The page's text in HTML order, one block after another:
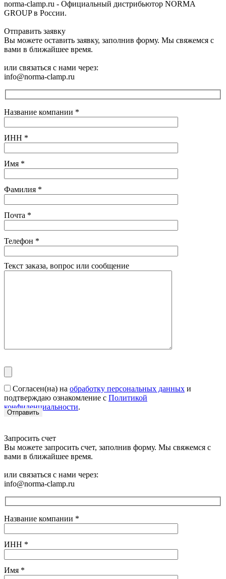
norma-clamp.ru - Официальный дистрибьютор NORMA
GROUP в России.
Отправить заявку
Вы можете оставить заявку, заполнив форму. Мы свяжемся с
вами в ближайшее время.
или связаться с нами через:
info@norma-clamp.ru
Название компании *
ИНН *
Имя *
Фамилия *
Почта *
Телефон *
Текст заказа, вопрос или сообщение
Согласен(на) на обработку персональных данных и
подтверждаю ознакомление с Политикой
конфиденциальности.
Запросить счет
Вы можете запросить счет, заполнив форму. Мы свяжемся с
вами в ближайшее время.
или связаться с нами через:
info@norma-clamp.ru
Название компании *
ИНН *
Имя *